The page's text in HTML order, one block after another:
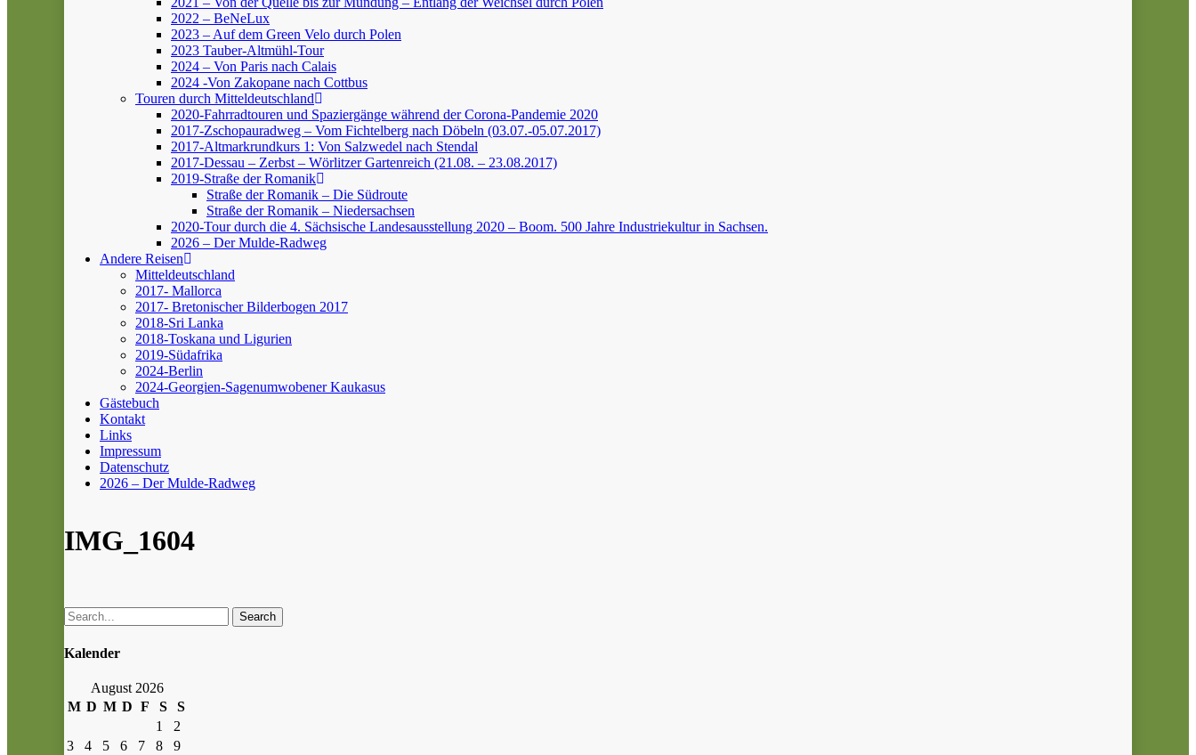
2022 – BeNeLux
2023 – Auf dem Green Velo durch Polen
2023 Tauber-Altmühl-Tour
2024 – Von Paris nach Calais
2024 -Von Zakopane nach Cottbus
Touren durch Mitteldeutschland
2020-Fahrradtouren und Spaziergänge während der Corona-Pandemie 2020
2017-Zschopauradweg – Vom Fichtelberg nach Döbeln (03.07.-05.07.2017)
2017-Altmarkrundkurs 1: Von Salzwedel nach Stendal
2017-Dessau – Zerbst – Wörlitzer Gartenreich (21.08. – 23.08.2017)
2019-Straße der Romanik
Straße der Romanik – Die Südroute
Straße der Romanik – Niedersachsen
2020-Tour durch die 4. Sächsische Landesausstellung 2020 – Boom. 500 Jahre Industriekultur in Sachsen.
2026 – Der Mulde-Radweg
Andere Reisen
Mitteldeutschland
2017- Mallorca
2017- Bretonischer Bilderbogen 2017
2018-Sri Lanka
2018-Toskana und Ligurien
2019-Südafrika
2024-Berlin
2024-Georgien-Sagenumwobener Kaukasus
Gästebuch
Kontakt
Links
Impressum
Datenschutz
2026 – Der Mulde-Radweg
IMG_1604
Search
Kalender
August 2026
M D M D F S
S
1
2
3
4 5 6 7 8
9